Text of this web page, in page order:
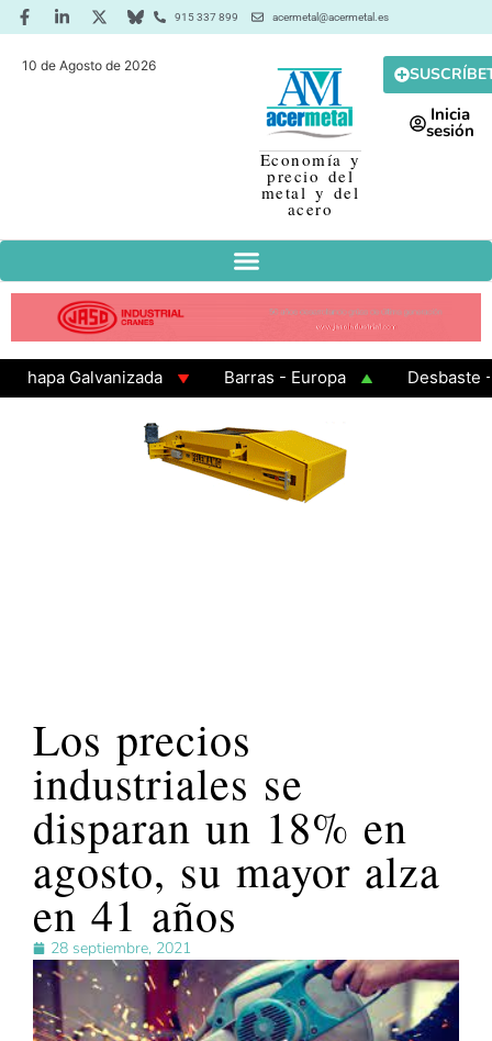
915 337 899 acermetal@acermetal.es
10 de Agosto de 2026
Economía y
precio del
metal y del
acero
Inicia
sesión
Galvanizada Barras - Europa
Desbaste -
Los precios
industriales se
disparan un 18% en
agosto, su mayor alza
en 41 años
28 septiembre, 2021